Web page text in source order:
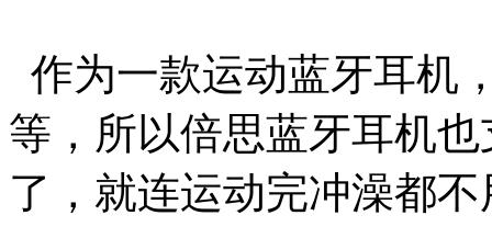
作为一款运动蓝牙耳机
等，所以倍思蓝牙耳机
了，就连运动完冲澡都